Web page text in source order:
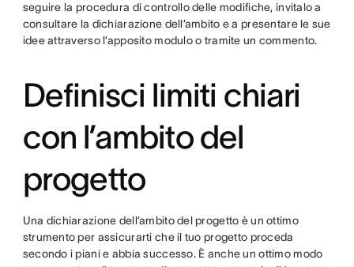
seguire la procedura di controllo delle modifiche, invitalo a
consultare la dichiarazione dell’ambito e a presentare le sue
idee attraverso l’apposito modulo o tramite un commento.
Definisci limiti chiari
con l’ambito del
progetto
Una dichiarazione dell’ambito del progetto è un ottimo
strumento per assicurarti che il tuo progetto proceda
secondo i piani e abbia successo. È anche un ottimo modo